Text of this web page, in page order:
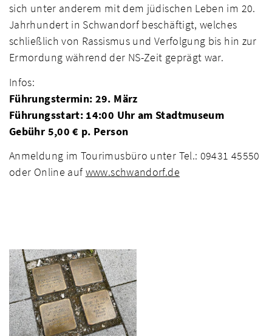
sich unter anderem mit dem jüdischen Leben im 20.
Jahrhundert in Schwandorf beschäftigt, welches
schließlich von Rassismus und Verfolgung bis hin zur
Ermordung während der NS-Zeit geprägt war.
Infos:
Führungstermin: 29. März
Führungsstart: 14:00 Uhr am Stadtmuseum
Gebühr 5,00 € p. Person
Anmeldung im Tourimusbüro unter Tel.: 09431 45550
oder Online auf www.schwandorf.de